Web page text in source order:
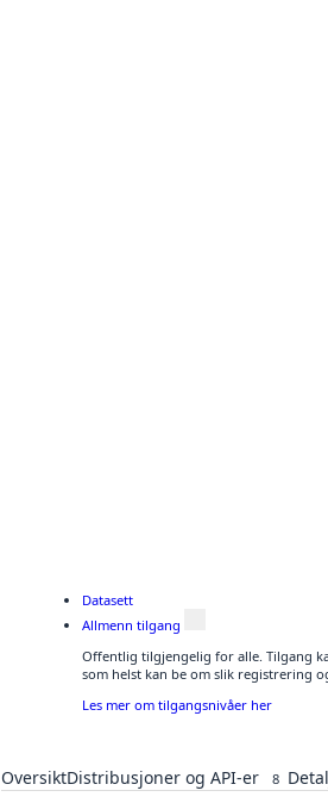
Datasett
Allmenn tilgang
Offentlig tilgjengelig for alle. Tilgang
som helst kan be om slik registrering
Les mer om tilgangsnivåer her
OversiktDistribusjoner og API-er 8